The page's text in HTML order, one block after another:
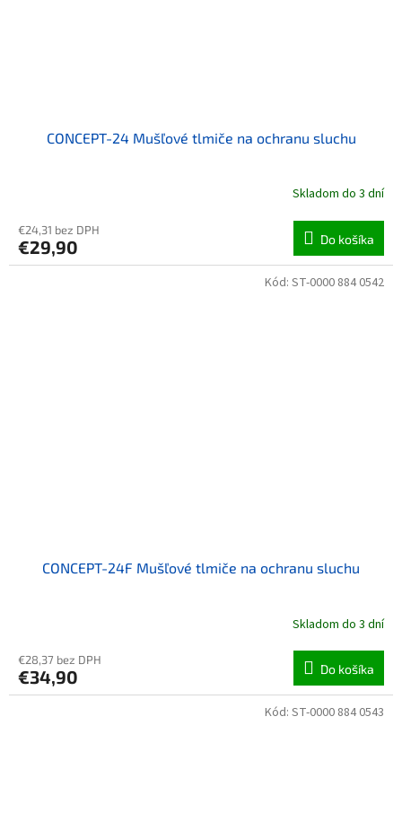
CONCEPT-24 Mušľové tlmiče na ochranu sluchu
Skladom do 3 dní
€24,31 bez DPH
€29,90 Do košíka
CONCEPT-24F Mušľové tlmiče na ochranu sluchu
Skladom do 3 dní
€28,37 bez DPH
€34,90 Do košíka
Kód: ST-0000 884 0542
Kód: ST-0000 884 0543